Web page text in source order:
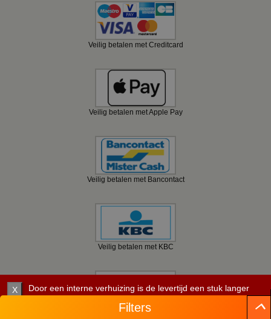
Veilig betalen met Creditcard
Veilig betalen met Apple Pay
Veilig betalen met Bancontact
Veilig betalen met KBC
Veilig betalen met Belfius
X
Door een interne verhuizing is de levertijd een stuk langer
Filters